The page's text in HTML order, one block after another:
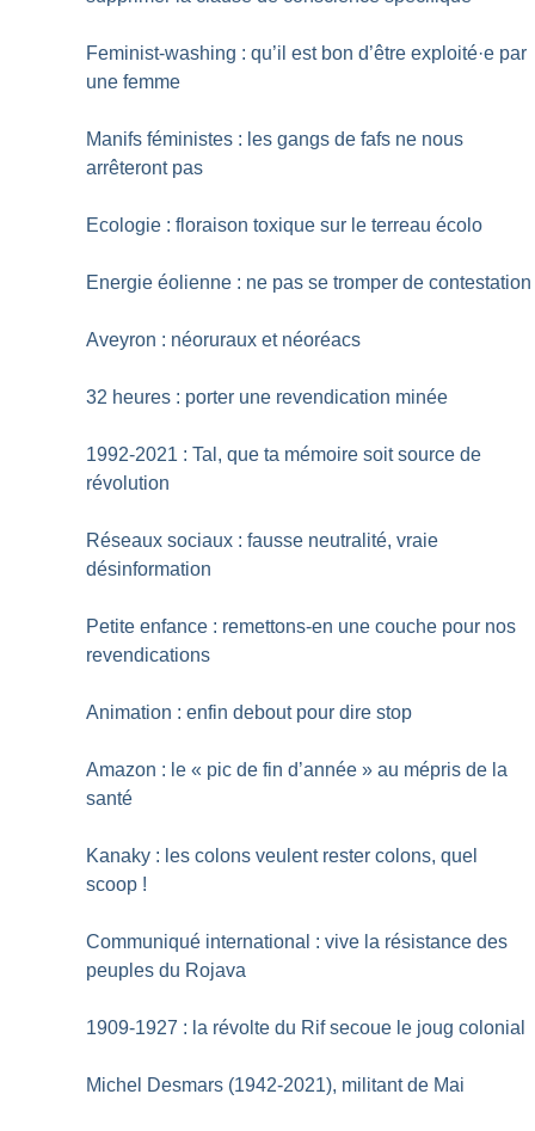
Feminist-washing : qu’il est bon d’être exploité·e par
une femme
Manifs féministes : les gangs de fafs ne nous
arrêteront pas
Ecologie : floraison toxique sur le terreau écolo
Energie éolienne : ne pas se tromper de contestation
Aveyron : néoruraux et néoréacs
32 heures : porter une revendication minée
1992-2021 : Tal, que ta mémoire soit source de
révolution
Réseaux sociaux : fausse neutralité, vraie
désinformation
Petite enfance : remettons-en une couche pour nos
revendications
Animation : enfin debout pour dire stop
Amazon : le « pic de fin d’année » au mépris de la
santé
Kanaky : les colons veulent rester colons, quel
scoop !
Communiqué international : vive la résistance des
peuples du Rojava
1909-1927 : la révolte du Rif secoue le joug colonial
Michel Desmars (1942-2021), militant de Mai